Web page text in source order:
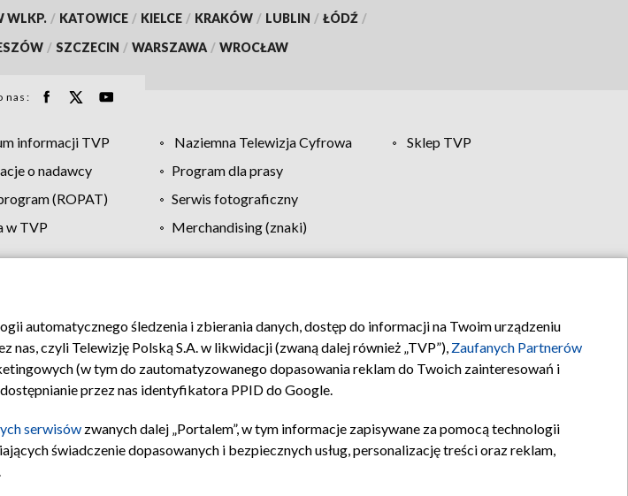
WLKP. / KATOWICE / KIELCE / KRAKÓW / LUBLIN / ŁÓDŹ /
/ SZCZECIN / WARSZAWA / WROCŁAW
nas:
informacji TVP Naziemna Telewizja Cyfrowa
Sklep TVP
o nadawcy
Program dla prasy
(ROPAT)
Serwis fotograficzny
w TVP
Merchandising (znaki)
Moje zgody Pomoc Biuro reklamy Kontakt
automatycznego śledzenia i zbierania danych, dostęp do informacji na Twoim urządzeniu
czyli Telewizję Polską S.A. w likwidacji (zwaną dalej również „TVP”), Zaufanych Partnerów
(w tym do zautomatyzowanego dopasowania reklam do Twoich zainteresowań i
przez nas identyfikatora PPID do Google.
serwisów zwanych dalej „Portalem”, w tym informacje zapisywane za pomocą technologii
świadczenie dopasowanych i bezpiecznych usług, personalizację treści oraz reklam,